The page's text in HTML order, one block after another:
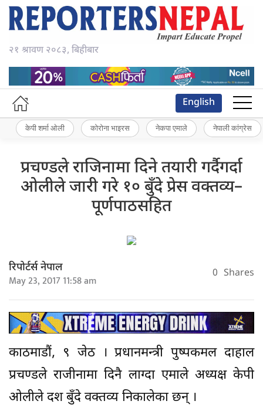
२१ श्रावण २०८३, बिहीबार
English
केपी शर्मा ओली कोरोना भाइरस नेकपा एमाले नेपाली कांग्रेस
प्रचण्डले राजिनामा दिने तयारी गर्दैगर्दा
ओलीले जारी गरे १० बुँदे प्रेस वक्तव्य–
पूर्णपाठसहित
रिपोर्टर्स नेपाल
May 23, 2017 11:58 am 0 Shares
काठमाडौं, ९ जेठ । प्रधानमन्त्री पुष्पकमल दाहाल
प्रचण्डले राजीनामा दिनै लाग्दा एमाले अध्यक्ष केपी
ओलीले दश बुँदे वक्तव्य निकालेका छन् ।